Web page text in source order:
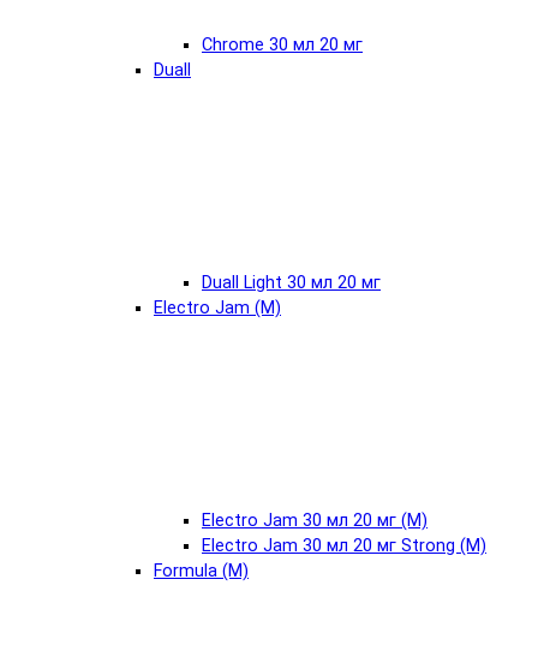
Chrome 30 мл 20 мг
Duall
Duall Light 30 мл 20 мг
Electro Jam (М)
Electro Jam 30 мл 20 мг (М)
Electro Jam 30 мл 20 мг Strong (М)
Formula (М)